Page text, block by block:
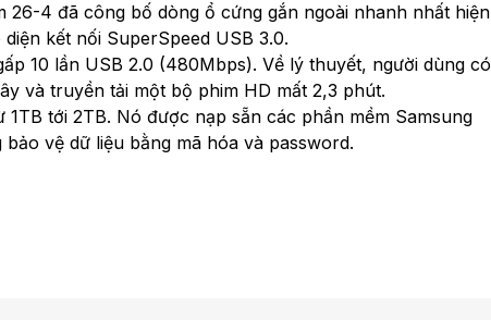
26-4 đã công bố dòng ổ cứng gắn ngoài nhanh nhất hiện
kết nối SuperSpeed USB 3.0.
10 lần USB 2.0 (480Mbps). Về lý thuyết, người dùng có
và truyền tải một bộ phim HD mất 2,3 phút.
tới 2TB. Nó được nạp sẵn các phần mềm Samsung
vệ dữ liệu bằng mã hóa và password.